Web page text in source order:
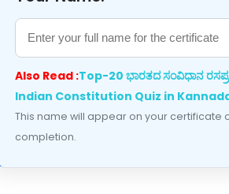
Also Read :Top-20 ಭಾರತದ ಸಂವಿಧಾನ
Indian Constitution Quiz in
This name will appear on your certificate
completion.